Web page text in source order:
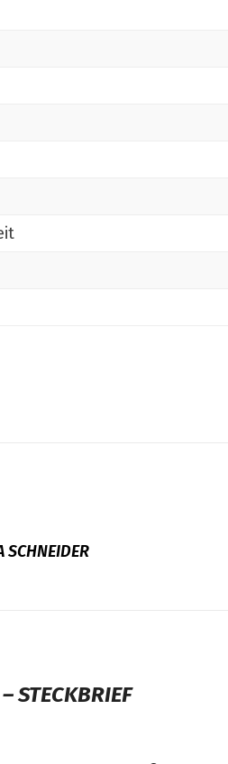
SCHNEIDER
STECKBRIEF